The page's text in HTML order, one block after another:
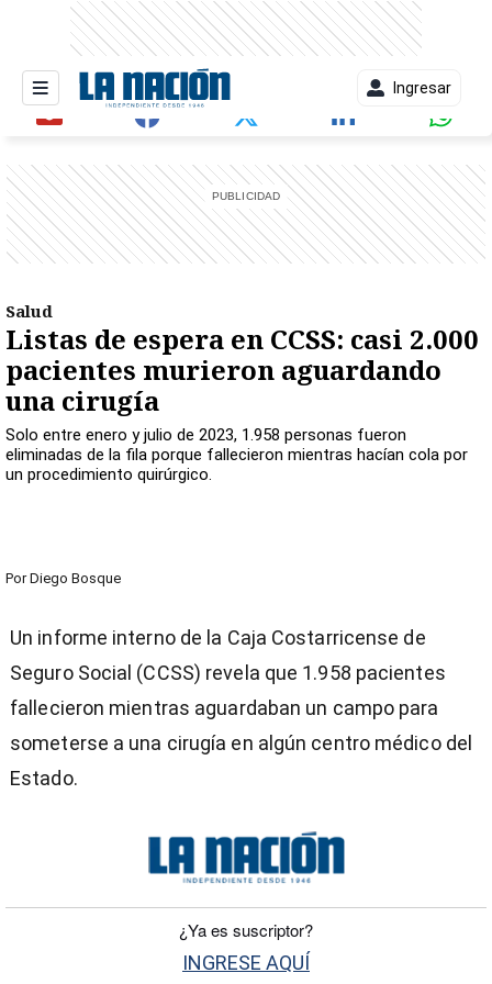
Ingresar
Salud
Listas de espera en CCSS: casi 2.000
pacientes murieron aguardando
una cirugía
Solo entre enero y julio de 2023, 1.958 personas fueron
eliminadas de la fila porque fallecieron mientras hacían cola por
un procedimiento quirúrgico.
Por Diego Bosque
Un informe interno de la Caja Costarricense de
Seguro Social (CCSS) revela que 1.958 pacientes
fallecieron mientras aguardaban un campo para
someterse a una cirugía en algún centro médico del
Estado.